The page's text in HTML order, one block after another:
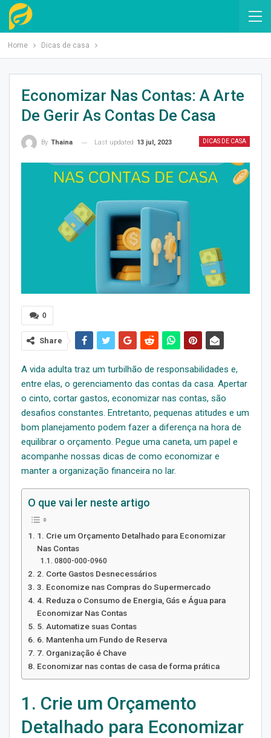
Home Dicas de casa
Economizar Nas Contas: A Arte
De Gerir As Contas De Casa
DICAS DE CASA
By Thaina Last updated 13 jul, 2023
0
Share
A vida adulta traz um turbilhão de responsabilidades e,
entre elas, o gerenciamento das contas da casa. Apertar
o cinto, cortar gastos, economizar nas contas, são
desafios constantes. Entretanto, pequenas atitudes e um
bom planejamento podem fazer a diferença na hora de
equilibrar o orçamento. Pegue uma caneta, um papel e
acompanhe nossas dicas de como economizar e
manter a organização financeira no lar.
O que vai ler neste artigo
1. Crie um Orçamento Detalhado para Economizar
Nas Contas
0800-000-0960
2. Corte Gastos Desnecessários
3. Economize nas Compras do Supermercado
4. Reduza o Consumo de Energia, Gás e Água para
Economizar Nas Contas
5. Automatize suas Contas
6. Mantenha um Fundo de Reserva
7. Organização é Chave
Economizar nas contas de casa de forma prática
1. Crie um Orçamento
Detalhado para Economizar